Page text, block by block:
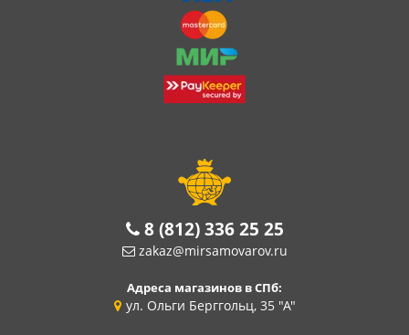
8 (812) 336 25 25
zakaz@mirsamovarov.ru
Адреса магазинов в СПб:
ул. Ольги Берггольц, 35 "А"